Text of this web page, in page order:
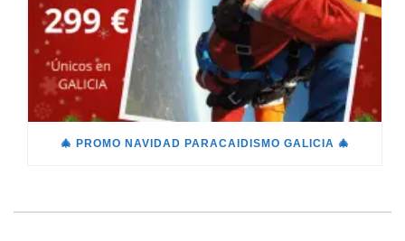
🎄 PROMO NAVIDAD PARACAIDISMO GALICIA 🎄